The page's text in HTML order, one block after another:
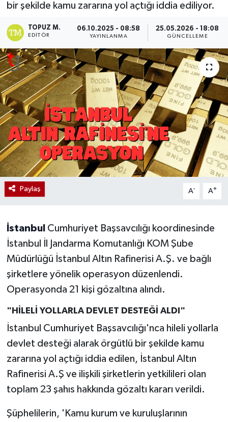
bir şekilde kamu zararına yol açtığı iddia ediliyor.
TOPUZ M.
EDITÖR
06.10.2025 - 08:58
YAYINLANMA
25.05.2026 - 18:08
GÜNCELLEME
Paylaş A- A+
İstanbul Cumhuriyet Başsavcılığı koordinesinde
İstanbul İl Jandarma Komutanlığı KOM Şube
Müdürlüğü İstanbul Altın Rafinerisi A.Ş. ve bağlı
şirketlere yönelik operasyon düzenlendi.
Operasyonda 21 kişi gözaltına alındı.
"HİLELİ YOLLARLA DEVLET DESTEĞİ ALDI"
İstanbul Cumhuriyet Başsavcılığı'nca hileli yollarla
devlet desteği alarak örgütlü bir şekilde kamu
zararına yol açtığı iddia edilen, İstanbul Altın
Rafinerisi A.Ş ve ilişkili şirketlerin yetkilileri olan
toplam 23 şahıs hakkında gözaltı kararı verildi.
Şüphelilerin, 'Kamu kurum ve kuruluşlarının